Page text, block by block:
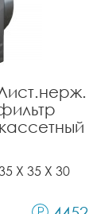
X 35 X 30